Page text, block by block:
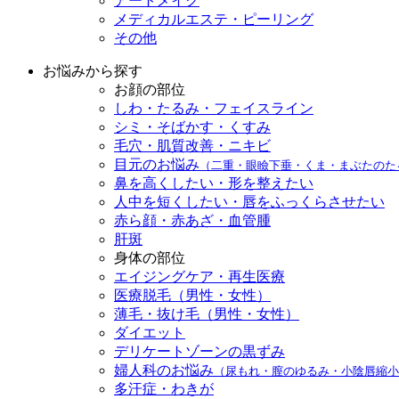
メディカルエステ・ピーリング
その他
お悩みから探す
お顔の部位
しわ・たるみ・フェイスライン
シミ・そばかす・くすみ
毛穴・肌質改善・ニキビ
目元のお悩み （二重・眼瞼下垂・くま・まぶたのた
鼻を高くしたい・形を整えたい
人中を短くしたい・唇をふっくらさせたい
赤ら顔・赤あざ・血管腫
肝斑
身体の部位
エイジングケア・再生医療
医療脱毛（男性・女性）
薄毛・抜け毛（男性・女性）
ダイエット
デリケートゾーンの黒ずみ
婦人科のお悩み （尿もれ・膣のゆるみ・小陰唇縮小
多汗症・わきが